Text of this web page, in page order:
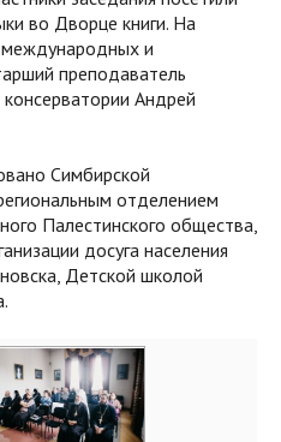
во Дворце книги. На
международных и
преподаватель
Андрей
Симбирской
отделением
Палестинского общества,
досуга населения
Детской школой